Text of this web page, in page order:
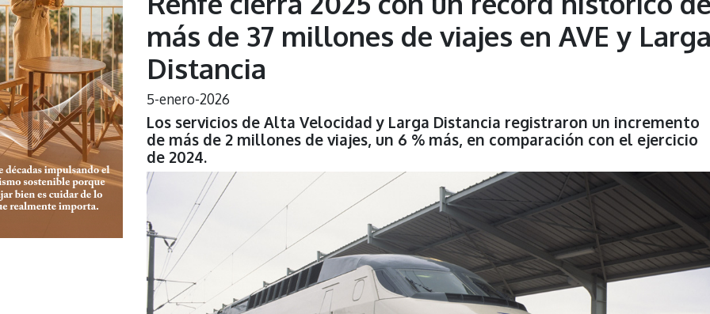
más de 37 millones de viajes en AVE y Larga
Distancia
5-enero-2026
Los servicios de Alta Velocidad y Larga Distancia registraron un incremento
de más de 2 millones de viajes, un 6 % más, en comparación con el ejercicio
de 2024.